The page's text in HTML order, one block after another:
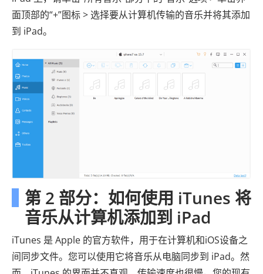
面顶部的“+”图标 > 选择要从计算机传输的音乐并将其添加
到 iPad。
第 2 部分：如何使用 iTunes 将
音乐从计算机添加到 iPad
iTunes 是 Apple 的官方软件，用于在计算机和iOS设备之
间同步文件。您可以使用它将音乐从电脑同步到 iPad。然